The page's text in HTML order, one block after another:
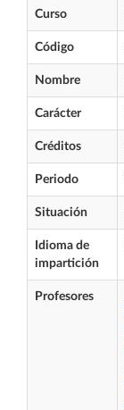
Curso
Código
Nombre
Carácter
Créditos
Periodo
Situación
Idioma de
impartición
Profesores